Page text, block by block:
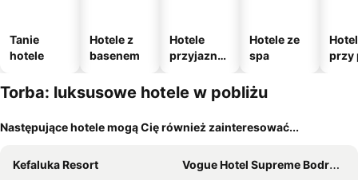
Tanie
hotele
Hotele z
basenem
Hotele
przyjazne
m
Hotele ze
spa
przy
Torba: luksusowe hotele w pobliżu
Następujące hotele mogą Cię również zainteresować...
Kefaluka Resort
Vogue Hotel Supreme Bodrum